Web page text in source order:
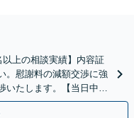
以上の相談実績】内容証
。慰謝料の減額交渉に強
いたします。【当日中の